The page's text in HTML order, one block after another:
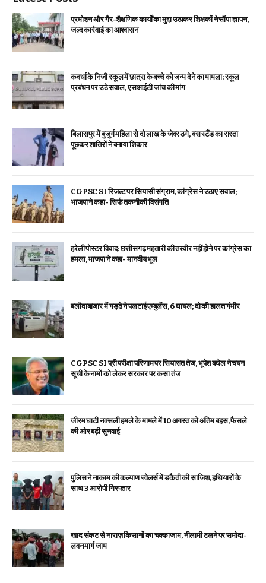
प्रमोशन और गैर-शैक्षणिक कार्यों का मुद्दा उठाकर शिक्षकों ने सौंपा ज्ञापन,
जल्द कार्रवाई का आश्वासन
कवर्धा के निजी स्कूल में छात्रा के बच्चे को जन्म देने का मामला: स्कूल
प्रबंधन पर उठे सवाल, एसआईटी जांच की मांग
बिलासपुर में बुजुर्ग महिला से दो लाख के जेवर ठगे, बस स्टैंड का रास्ता
पूछकर शातिरों ने बनाया शिकार
CGPSC SI रिजल्ट पर सियासी संग्राम, कांग्रेस ने उठाए सवाल;
भाजपा ने कहा- सिर्फ तकनीकी विसंगति
हरेली पोस्टर विवाद: छत्तीसगढ़ महतारी की तस्वीर नहीं होने पर कांग्रेस का
हमला, भाजपा ने कहा- मानवीय भूल
बलौदाबाजार में गड्ढे ने पलटाई एम्बुलेंस, 6 घायल; दो की हालत गंभीर
CGPSC SI प्री परीक्षा परिणाम पर सियासत तेज, भूपेश बघेल ने चयन
सूची के नामों को लेकर सरकार पर कसा तंज
जीरम घाटी नक्सली हमले के मामले में 10 अगस्त को अंतिम बहस, फैसले
की ओर बढ़ी सुनवाई
पुलिस ने नाकाम की कल्याण ज्वेलर्स में डकैती की साजिश, हथियारों के
साथ 3 आरोपी गिरफ्तार
खाद संकट से नाराज़ किसानों का चक्काजाम, नीलामी टलने पर समोदा-
लवन मार्ग जाम